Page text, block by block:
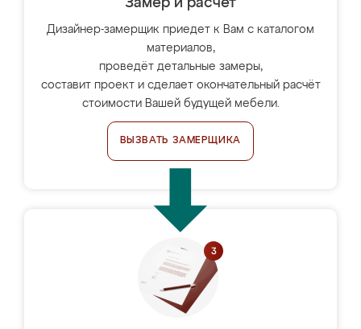
Замер и расчет
Дизайнер-замерщик приедет к Вам с каталогом
материалов,
проведёт детальные замеры,
составит проект и сделает окончательный расчёт
стоимости Вашей будущей мебели.
ВЫЗВАТЬ ЗАМЕРЩИКА